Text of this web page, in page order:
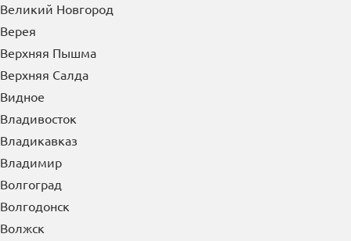
Великий Новгород
Верея
Верхняя Пышма
Верхняя Салда
Видное
Владивосток
Владикавказ
Владимир
Волгоград
Волгодонск
Волжск